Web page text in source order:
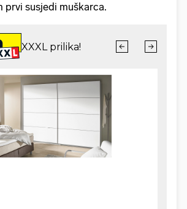
prvi susjedi muškarca.